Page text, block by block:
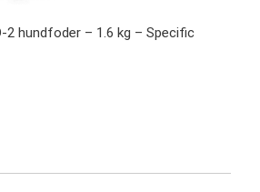
2 hundfoder – 1.6 kg – Specific